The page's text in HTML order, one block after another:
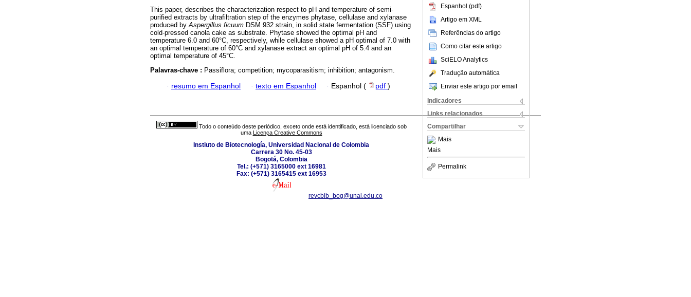
Espanhol (pdf)
Artigo em XML
Referências do artigo
Como citar este artigo
SciELO Analytics
Tradução automática
Enviar este artigo por email
Indicadores
Links relacionados
Compartilhar
Mais
Mais
Permalink
This paper, describes the characterization respect to pH and temperature of semi-
purified extracts by ultrafiltration step of the enzymes phytase, cellulase and xylanase
produced byAspergillus ficuum DSM 932 strain, in solid state fermentation (SSF) using
cold-pressed canola cake as substrate. Phytase showed the optimal pH and
temperature 6.0 and 60°C, respectively, while cellulase showed a pH optimal of 7.0 with
an optimal temperature of 60°C and xylanase extract an optimal pH of 5.4 and an
optimal temperature of 45°C.
Palavras-chave : Passiflora; competition; mycoparasitism; inhibition; antagonism.
· resumo em Espanhol · texto em Espanhol · Espanhol ( pdf )
Todo o conteúdo deste periódico, exceto onde está identificado, está licenciado sob
uma Licença Creative Commons
Instiuto de Biotecnología, Universidad Nacional de Colombia
Carrera 30 No. 45-03
Bogotá, Colombia
Tel.: (+571) 3165000 ext 16981
Fax: (+571) 3165415 ext 16953
revcbib_bog@unal.edu.co